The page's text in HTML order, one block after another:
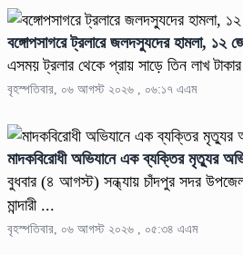
বঙ্গোপসাগরে ট্রলারে জলদস্যুদের হামলা, ১২
এসময় ট্রলার থেকে প্রায় সাড়ে তিন লাখ
বৃহস্পতিবার, ০৬ আগস্ট ২০২৬ , ০৬:১৭ এএম
মাদকবিরোধী অভিযানে এক ব্যক্তির মৃত্যুর
বুধবার (৪ আগস্ট) সন্ধ্যায় চাঁদপুর সদর
মান্দারী ...
বৃহস্পতিবার, ০৬ আগস্ট ২০২৬ , ০৫:৩৪ এএম